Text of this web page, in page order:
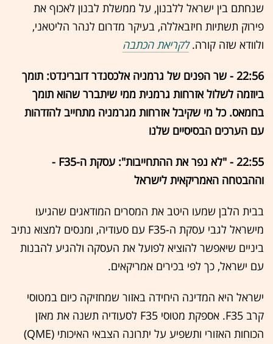
שנחתם בין ישראל ללבנון, על ממשלת לבנון לאכוף את
פירוק תשתיות חיזבאללה, בעיקר מדרום לנהר הליטאני,
ולוודא שזה קורה.לקריאת הכתבה
22:56 - שר הפנים של גרמניה אלכסנדר דוברינדט: תומך
ביוזמה לשלול אזרחות גרמנית ממי שיתברר שהוא תומך
בחמאס. כל מי שקיבל אזרחות מגרמניה מתחייב להזדהות
עם הערכים הבסיסיים שלנו
22:55 - "לא נפר את ההתחייבות": עסקת ה-F35 -
וההבטחה האמריקאית לישראל
בבית הלבן שמעו היטב את המסרים המודאגים שהגיעו
מישראל לגבי עסקת ה-F35 עם סעודיה, ומנסים למצוא נתיב
ביניים שיאפשר להוציא לפועל את העסקה ולהגיע להבנות
עם ישראל, כך לפי בכירים אמריקאים.
ישראל היא המדינה היחידה באזור שמחזיקה כיום במטוסי
קרב F35. אספקת מטוסי F35 לסעודיה תשנה את מאזן
הכוחות האזורי ותשפיע על יתרונה הצבאי האיכותי (QME)